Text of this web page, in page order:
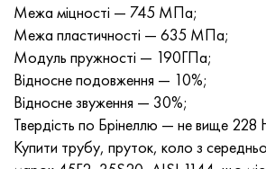
Межа міцності — 745 МПа;
Межа пластичності — 635 МПа;
Модуль пружності — 190ГПа;
Відносне подовження — 10%;
Відносне звуження — 30%;
Твердість по Брінеллю — не вище 228
Купити трубу, пруток, коло з
Хастеллой C-276
Хастеллой C2000
Хастеллой 3
40ХФА, 1.7223, aisi 4142
45Х, 45h, 1.7035
45ХН2МФА, k2425, 45hnmf